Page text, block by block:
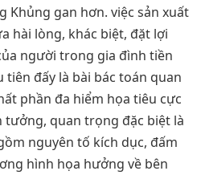
Khủng gan hơn. việc sản xuất
hài lòng, khác biệt, đặt lợi
người trong gia đình tiền
đấy là bài bác toán quan
phần đa hiểm họa tiêu cực
tưởng, quan trọng đặc biệt là
nguyên tố kích dục, đấm
hình họa hưởng về bên